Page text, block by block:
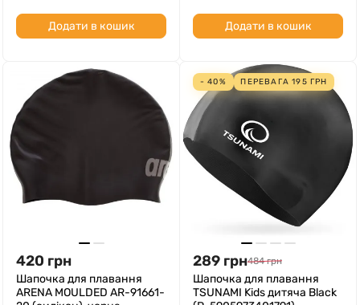
Додати в кошик Додати в кошик
420 грн
Шапочка для плавання
ARENA MOULDED AR-91661-
- 40% ПЕРЕВАГА195 ГРН
289 грн484 грн
Шапочка для плавання
TSUNAMI Kids дитяча Black